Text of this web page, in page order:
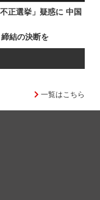
正選挙」疑惑に 中国
結の決断を
一覧はこちら